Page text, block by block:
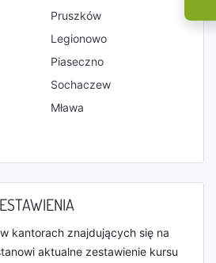
Pruszków
Legionowo
Piaseczno
Sochaczew
Mława
kantorach znajdujących się na
aktualne zestawienie kursu